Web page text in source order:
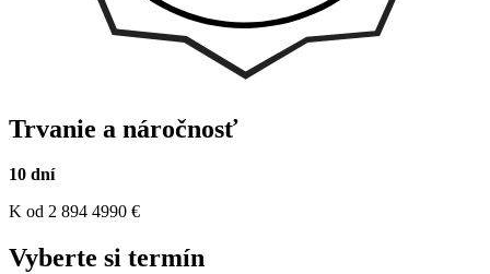
Trvanie a náročnosť
10 dní
K od 2 894 4990 €
Vyberte si termín